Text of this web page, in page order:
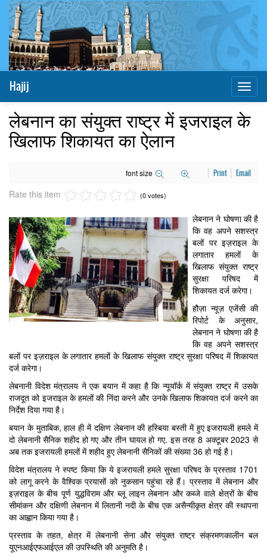
Hajij
लेबनान का संयुक्त राष्ट्र में इजराइल के
खिलाफ शिकायत का ऐलान
font size Print Email
Rate this item (0 votes)
लेबनान ने घोषणा की है
कि वह अपने सशस्त्र
बलों पर इज़राइल के
लगातार हमलों के
खिलाफ संयुक्त राष्ट्र
सुरक्षा परिषद में
शिकायत दर्ज करेगा।
हौज़ा न्यूज़ एजेंसी की
रिपोर्ट के अनुसार,
लेबनान ने घोषणा की है
कि वह अपने सशस्त्र
बलों पर इज़राइल के लगातार हमलों के खिलाफ संयुक्त राष्ट्र सुरक्षा परिषद में शिकायत
दर्ज करेगा।
लेबनानी विदेश मंत्रालय ने एक बयान में कहा है कि न्यूयॉर्क में संयुक्त राष्ट्र में उसके
राजदूत को इजराइल के हमलों की निंदा करने और उनके खिलाफ शिकायत दर्ज करने का
निर्देश दिया गया है।
बयान के मुताबिक, हाल ही में दक्षिण लेबनान की हस्बिया बस्ती में हुए इजरायली हमले में
दो लेबनानी सैनिक शहीद हो गए और तीन घायल हो गए. इस तरह 8 अक्टूबर 2023 से
अब तक इजरायली हमलों में शहीद हुए लेबनानी सैनिकों की संख्या 36 हो गई है।
विदेश मंत्रालय ने स्पष्ट किया कि ये इजरायली हमले सुरक्षा परिषद के प्रस्ताव 1701
को लागू करने के वैश्विक प्रयासों को नुकसान पहुंचा रहे हैं। प्रस्ताव में लेबनान और
इज़राइल के बीच पूर्ण युद्धविराम और ब्लू लाइन लेबनान और कब्जे वाले क्षेत्रों के बीच
सीमांकन और दक्षिणी लेबनान में लितानी नदी के बीच एक असैन्यीकृत क्षेत्र की स्थापना
का आह्वान किया गया है।
प्रस्ताव के तहत, क्षेत्र में लेबनानी सेना और संयुक्त राष्ट्र संक्रमणकालीन बल
यूएनआईएफआईएल की उपस्थिति की अनुमति है।